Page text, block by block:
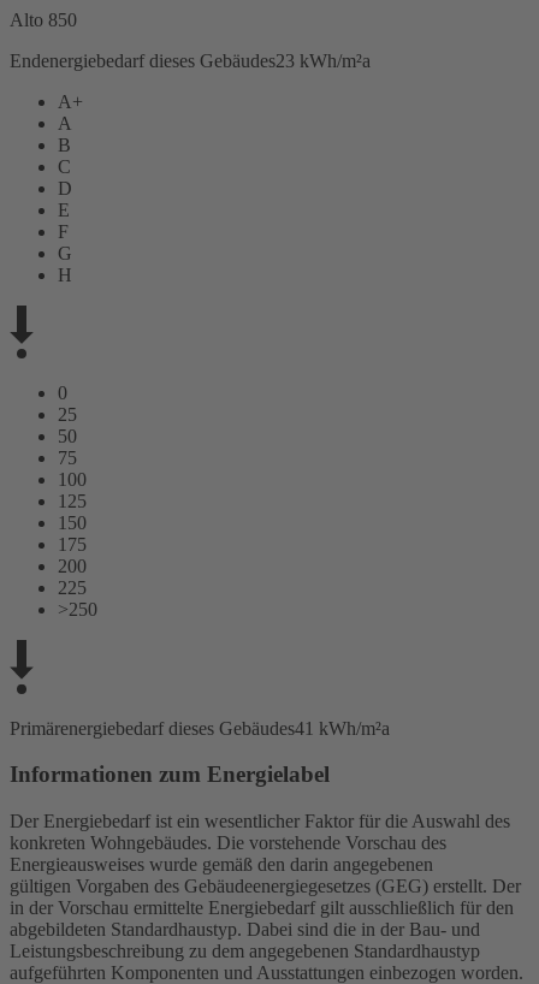
Alto 850
Endenergiebedarf dieses Gebäudes23 kWh/m²a
A+
A
B
C
D
E
F
G
H
0
25
50
75
100
125
150
175
200
225
>250
Primärenergiebedarf dieses Gebäudes41 kWh/m²a
Informationen zum Energielabel
Der Energiebedarf ist ein wesentlicher Faktor für die Auswahl des
konkreten Wohngebäudes. Die vorstehende Vorschau des
Energieausweises wurde gemäß den darin angegebenen
gültigen Vorgaben des Gebäudeenergiegesetzes (GEG) erstellt. Der
in der Vorschau ermittelte Energiebedarf gilt ausschließlich für den
abgebildeten Standardhaustyp. Dabei sind die in der Bau- und
Leistungsbeschreibung zu dem angegebenen Standardhaustyp
aufgeführten Komponenten und Ausstattungen einbezogen worden.